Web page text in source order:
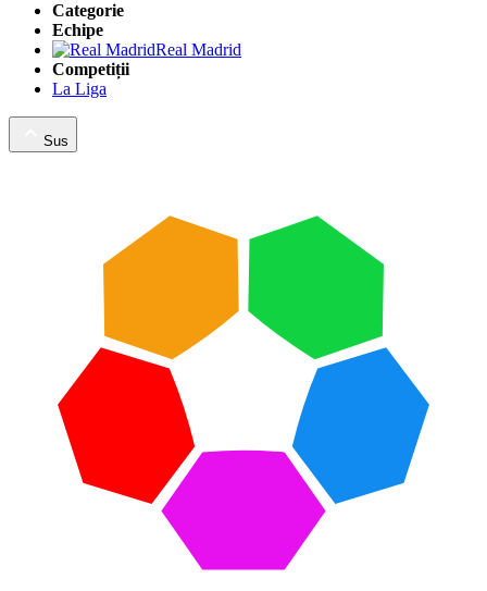
Categorie
Echipe
Real Madrid
Competiții
La Liga
Sus